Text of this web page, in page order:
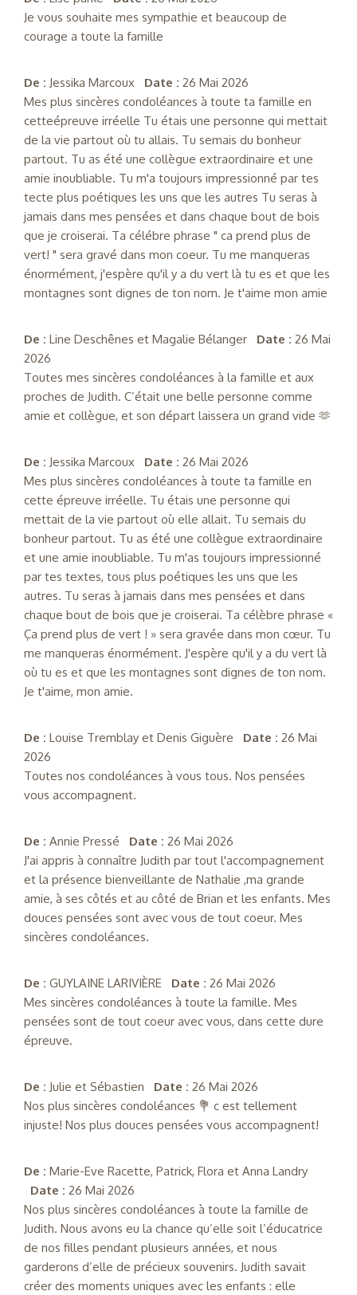
Je vous souhaite mes sympathie et beaucoup de
courage a toute la famille
De : Jessika Marcoux Date : 26 Mai 2026
Mes plus sincères condoléances à toute ta famille en
cetteépreuve irréelle Tu étais une personne qui mettait
de la vie partout où tu allais. Tu semais du bonheur
partout. Tu as été une collègue extraordinaire et une
amie inoubliable. Tu m'a toujours impressionné par tes
tecte plus poétiques les uns que les autres Tu seras à
jamais dans mes pensées et dans chaque bout de bois
que je croiserai. Ta célébre phrase " ca prend plus de
vert! " sera gravé dans mon coeur. Tu me manqueras
énormément, j'espère qu'il y a du vert là tu es et que les
montagnes sont dignes de ton nom. Je t'aime mon amie
De : Line Deschênes et Magalie Bélanger Date : 26 Mai
2026
Toutes mes sincères condoléances à la famille et aux
proches de Judith. C’était une belle personne comme
amie et collègue, et son départ laissera un grand vide 🫶
De : Jessika Marcoux Date : 26 Mai 2026
​Mes plus sincères condoléances à toute ta famille en
cette épreuve irréelle. ​Tu étais une personne qui
mettait de la vie partout où elle allait. Tu semais du
bonheur partout. Tu as été une collègue extraordinaire
et une amie inoubliable. Tu m'as toujours impressionné
par tes textes, tous plus poétiques les uns que les
autres. ​Tu seras à jamais dans mes pensées et dans
chaque bout de bois que je croiserai. Ta célèbre phrase «
Ça prend plus de vert ! » sera gravée dans mon cœur. ​Tu
me manqueras énormément. J'espère qu'il y a du vert là
où tu es et que les montagnes sont dignes de ton nom. ​
Je t'aime, mon amie.
De : Louise Tremblay et Denis Giguère Date : 26 Mai
2026
Toutes nos condoléances à vous tous. Nos pensées
vous accompagnent.
De : Annie Pressé Date : 26 Mai 2026
J'ai appris à connaître Judith par tout l'accompagnement
et la présence bienveillante de Nathalie ,ma grande
amie, à ses côtés et au côté de Brian et les enfants. Mes
douces pensées sont avec vous de tout coeur. Mes
sincères condoléances.
De : GUYLAINE LARIVIÈRE Date : 26 Mai 2026
Mes sincères condoléances à toute la famille. Mes
pensées sont de tout coeur avec vous, dans cette dure
épreuve.
De : Julie et Sébastien Date : 26 Mai 2026
Nos plus sincères condoléances 💐 c est tellement
injuste! Nos plus douces pensées vous accompagnent!
De : Marie-Eve Racette, Patrick, Flora et Anna Landry
Date : 26 Mai 2026
Nos plus sincères condoléances à toute la famille de
Judith. Nous avons eu la chance qu’elle soit l’éducatrice
de nos filles pendant plusieurs années, et nous
garderons d’elle de précieux souvenirs. Judith savait
créer des moments uniques avec les enfants : elle